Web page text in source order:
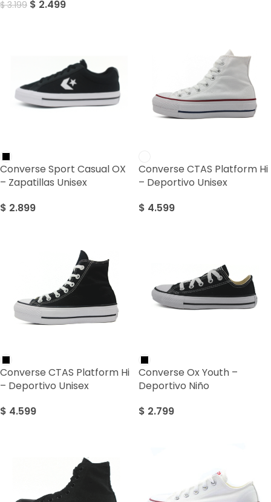
$3.199 $ 2.499
Converse Sport Casual OX
– Zapatillas Unisex
$ 2.899
Converse CTAS Platform Hi
– Deportivo Unisex
$ 4.599
Converse CTAS Platform Hi
– Deportivo Unisex
$ 4.599
Converse Ox Youth –
Deportivo Niño
$ 2.799